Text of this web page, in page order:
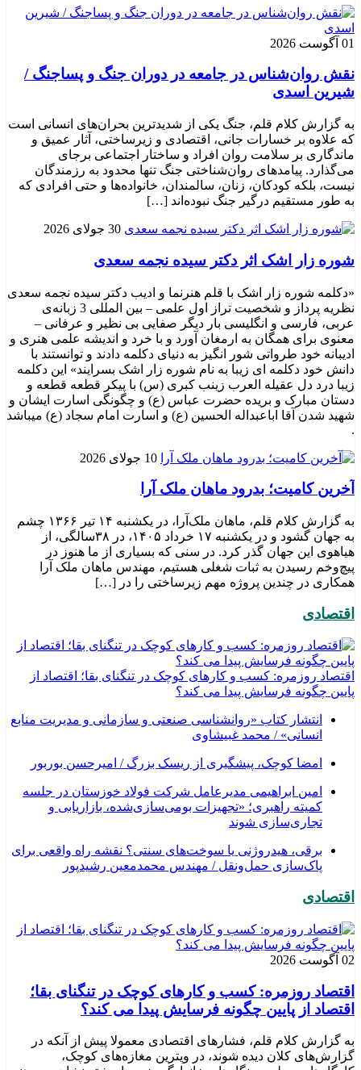
01 آگوست 2026
نقش روان‌شناس در جامعه در دوران جنگ و پساجنگ /
شیرین اسدی
به گزارش کلام قلم، جنگ یکی از شدیدترین بحران‌های انسانی است
که علاوه بر خسارات جانی، اقتصادی و زیرساختی، آثار عمیق و
ماندگاری بر سلامت روان افراد و ساختار اجتماعی برجای
می‌گذارد. پیامدهای روان‌شناختی جنگ تنها محدود به رزمندگان
نیست، بلکه کودکان، زنان، سالمندان، خانواده‌ها و حتی افرادی که
به طور مستقیم درگیر جنگ نبوده‌اند […]
30 جولای 2026
شوره زار اشک اثر دکتر سیده نجمه سعدی
«دکلمه شوره زار اشک با قلم هنرنما و ادیب دکتر سیده نجمه سعدی
نظریه پرداز و شخصیت تراز اول علمی – بین المللی 3 زبانه‌ی
عربی، فارسی و انگلیسی بار دیگر صفایی بی نظیر و عرفانی –
معنوی برای همگان به ارمغان آورد و با خرد و اندیشه علمی هنری و
ادیبانه خود طرواتی شور انگیز به دنیای دکلمه دادند و توانستند با
دانش خود دکلمه ای زیبا به نام شوره زار اشک بسرایند» این دکلمه
زیبا درد دل عقیله العرب زینب کبری (س) با پیکر قطعه قطعه و
دستان مبارک و بریده حضرت عباس (ع) و چگونگی اسارت ایشان و
شهید شدن آقا اباعبداله الحسین (ع) و اسارت امام سجاد (ع) میباشد
.
10 جولای 2026
​آخرین کامیت؛ بدرود ماهان ملک آرا
به گزارش کلام قلم، ماهان ملک‌آرا، در یکشنبه ۱۴ تیر ۱۳۶۶ چشم
به جهان گشود و در یکشنبه ۱۷ خرداد ۱۴۰۵، در ۳۸سالگی، از
هیاهوی این جهان گذر کرد. در سنی که بسیاری از ما هنوز در
پیچ‌وخم رسیدن به ثبات شغلی هستیم، مهندس ماهان ملک آرا
همکاری در چندین پروژه مهم زیرساختی را در […]
اقتصادی
اقتصاد روزمره: کسب‌ و کارهای کوچک در تنگنای بقا؛ اقتصاد از
پایین چگونه فرسایش پیدا می کند؟
انتشار کتاب «روانشناسی صنعتی و سازمانی و مدیریت منابع
انسانی» / محمد غبیشاوی
امضا کوچک، پیشگیری از ریسک بزرگ / امیرحسن بوربور
امین ابراهیمی مدیرعامل شرکت فولاد خوزستان در جلسه
کمیته راهبری؛ «تجهیزات بومی‌سازی‌شده، بازاریابی و
تجاری‌سازی شوند
برقی، هیدروژنی یا سوخت‌های سنتی؟ نقشه راه واقعی برای
پاک‌سازی حمل‌ونقل / مهندس محمدمعین رشیدپور
اقتصادی
02 آگوست 2026
اقتصاد روزمره: کسب‌ و کارهای کوچک در تنگنای بقا؛
اقتصاد از پایین چگونه فرسایش پیدا می کند؟
به گزارش کلام قلم، فشارهای اقتصادی معمولا پیش از آنکه در
گزارش‌های کلان دیده شوند، در ویترین مغازه‌های کوچک،